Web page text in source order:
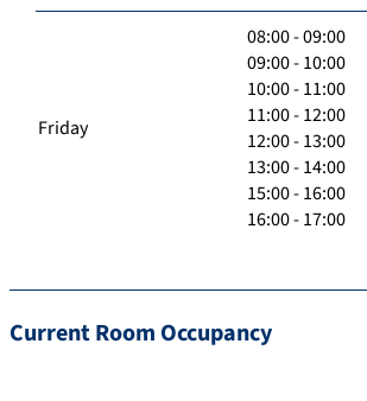
Friday
08:00 - 09:00
09:00 - 10:00
10:00 - 11:00
11:00 - 12:00
12:00 - 13:00
13:00 - 14:00
15:00 - 16:00
16:00 - 17:00
Current Room Occupancy